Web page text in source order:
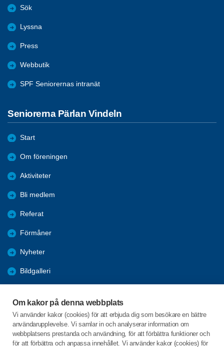
Om kakor på denna webbplats
Vi använder kakor (cookies) för att erbjuda dig som besökare en bättre
användarupplevelse. Vi samlar in och analyserar information om
webbplatsens prestanda och användning, för att förbättra funktioner och
för att förbättra och anpassa innehållet. Vi använder kakor (cookies) för
Sök
Lyssna
Press
Webbutik
SPF Seniorernas intranät
Seniorerna Pärlan Vindeln
Start
Om föreningen
Aktiviteter
Bli medlem
Referat
Förmåner
Nyheter
Bildgalleri
Studiecirklar & Konferenser
Tidigare aktiviteter